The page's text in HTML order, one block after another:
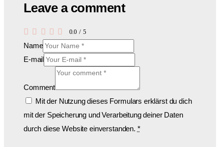
Leave a comment
0.0 / 5
Name
E-mail
Comment
Mit der Nutzung dieses Formulars erklärst du dich
mit der Speicherung und Verarbeitung deiner Daten
durch diese Website einverstanden. *